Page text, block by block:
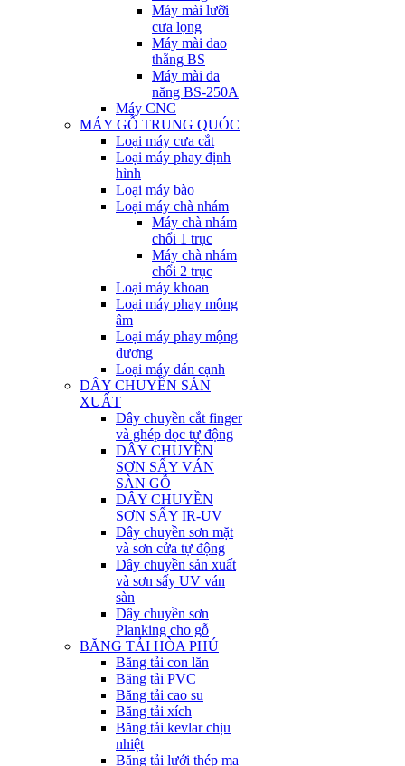
Máy mài lưỡi
cưa lọng
Máy mài dao
thẳng BS
Máy mài đa
năng BS-250A
Máy CNC
MÁY GỖ TRUNG QUÓC
Loại máy cưa cắt
Loại máy phay định
hình
Loại máy bào
Loại máy chà nhám
Máy chà nhám
chổi 1 trục
Máy chà nhám
chổi 2 trục
Loại máy khoan
Loại máy phay mộng
âm
Loại máy phay mộng
dương
Loại máy dán cạnh
DÂY CHUYỀN SẢN
XUẤT
Dây chuyền cắt finger
và ghép dọc tự động
DÂY CHUYỀN
SƠN SẤY VÁN
SÀN GỖ
DÂY CHUYỀN
SƠN SẤY IR-UV
Dây chuyền sơn mặt
và sơn cửa tự động
Dây chuyền sản xuất
và sơn sấy UV ván
sàn
Dây chuyền sơn
Planking cho gỗ
BĂNG TẢI HÒA PHÚ
Băng tải con lăn
Băng tải PVC
Băng tải cao su
Băng tải xích
Băng tải kevlar chịu
nhiệt
Băng tải lưới thép mạ